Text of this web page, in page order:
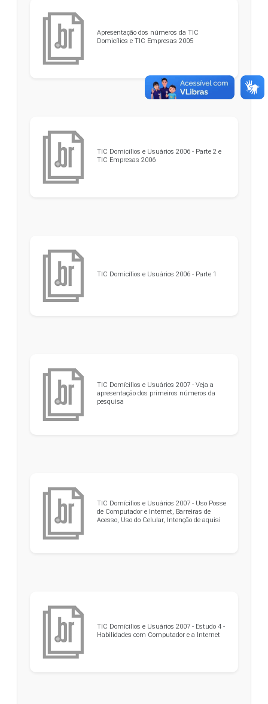
Apresentação dos números da TIC
Domicílios e TIC Empresas 2005
TIC Domicílios e Usuários 2006 - Parte 2 e
TIC Empresas 2006
TIC Domicílios e Usuários 2006 - Parte 1
TIC Domícilios e Usuários 2007 - Veja a
apresentação dos primeiros números da
pesquisa
TIC Domícilios e Usuários 2007 - Uso Posse
de Computador e Internet, Barreiras de
Acesso, Uso do Celular, Intenção de aquisi
TIC Domícilios e Usuários 2007 - Estudo 4 -
Habilidades com Computador e a Internet